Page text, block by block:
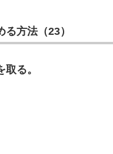
方法（23）
る。